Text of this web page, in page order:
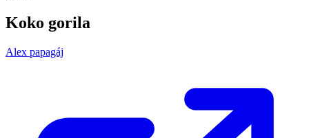
Koko gorila
Alex papagáj